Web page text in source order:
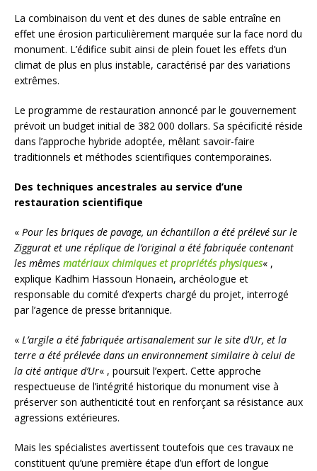
La combinaison du vent et des dunes de sable entraîne en
effet une érosion particulièrement marquée sur la face nord du
monument. L’édifice subit ainsi de plein fouet les effets d’un
climat de plus en plus instable, caractérisé par des variations
extrêmes.
Le programme de restauration annoncé par le gouvernement
prévoit un budget initial de 382 000 dollars. Sa spécificité réside
dans l’approche hybride adoptée, mêlant savoir-faire
traditionnels et méthodes scientifiques contemporaines.
Des techniques ancestrales au service d’une
restauration scientifique
« Pour les briques de pavage, un échantillon a été prélevé sur le
Ziggurat et une réplique de l’original a été fabriquée contenant
les mêmes matériaux chimiques et propriétés physiques« ,
explique Kadhim Hassoun Honaein, archéologue et
responsable du comité d’experts chargé du projet, interrogé
par l’agence de presse britannique.
« L’argile a été fabriquée artisanalement sur le site d’Ur, et la
terre a été prélevée dans un environnement similaire à celui de
la cité antique d’Ur« , poursuit l’expert. Cette approche
respectueuse de l’intégrité historique du monument vise à
préserver son authenticité tout en renforçant sa résistance aux
agressions extérieures.
Mais les spécialistes avertissent toutefois que ces travaux ne
constituent qu’une première étape d’un effort de longue